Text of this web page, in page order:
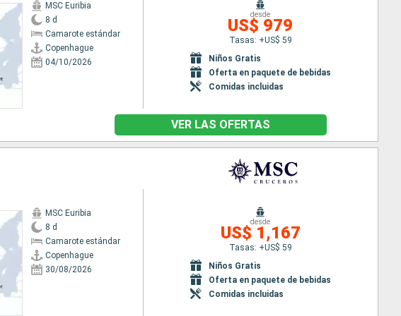
MSC Euribia
8 d
Camarote estándar
Copenhague
04/10/2026
desde
US$ 979
Tasas: +US$ 59
Niños Gratis
Oferta en paquete de bebidas
Comidas incluidas
VER LAS OFERTAS
MSC Euribia
8 d
Camarote estándar
Copenhague
30/08/2026
desde
US$ 1,167
Tasas: +US$ 59
Niños Gratis
Oferta en paquete de bebidas
Comidas incluidas